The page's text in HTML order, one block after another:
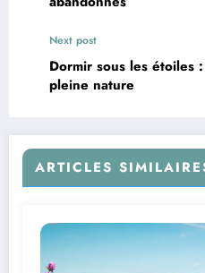
Next post
Dormir sous les étoiles
pleine nature
ARTICLES